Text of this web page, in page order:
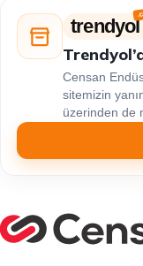
trendyol
Censan
sitemizin
üzerinden de